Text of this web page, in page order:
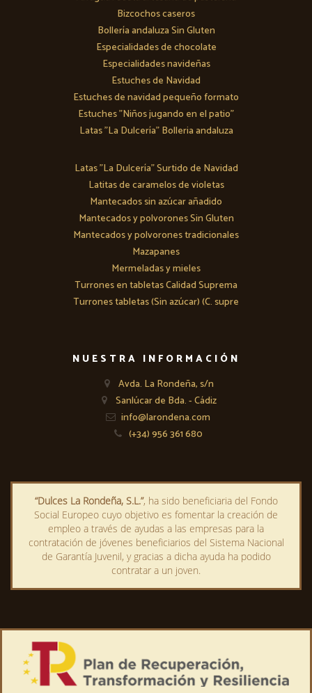
Bizcochos caseros
Bollería andaluza Sin Gluten
Especialidades de chocolate
Especialidades navideñas
Estuches de Navidad
Estuches de navidad pequeño formato
Estuches "Niños jugando en el patio"
Latas "La Dulcería" Bolleria andaluza
Latas "La Dulcería" Surtido de Navidad
Latitas de caramelos de violetas
Mantecados sin azúcar añadido
Mantecados y polvorones Sin Gluten
Mantecados y polvorones tradicionales
Mazapanes
Mermeladas y mieles
Turrones en tabletas Calidad Suprema
Turrones tabletas (Sin azúcar) (C. supre
NUESTRA INFORMACIÓN
Avda. La Rondeña, s/n
Sanlúcar de Bda. - Cádiz
info@larondena.com
(+34) 956 361 680
“Dulces La Rondeña, S.L.”, ha sido beneficiaria del Fondo
Social Europeo cuyo objetivo es fomentar la creación de
empleo a través de ayudas a las empresas para la
contratación de jóvenes beneficiarios del Sistema Nacional
de Garantía Juvenil, y gracias a dicha ayuda ha podido
contratar a un joven.